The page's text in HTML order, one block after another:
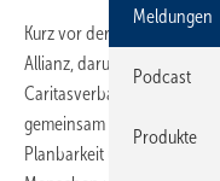
Kurz vor der
Allianz, darunter die
Caritasverband sowie der
gemeinsam an die
Planbarkeit und soziale
Meldungen
Podcast
Produkte